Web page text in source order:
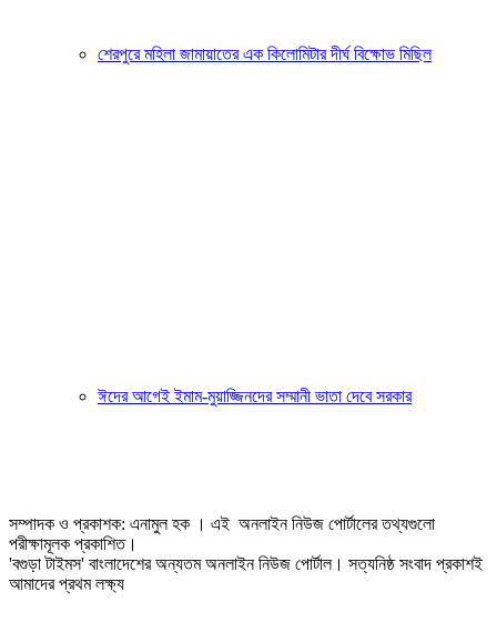
শেরপুরে মহিলা জামায়াতের এক কিলোমিটার দীর্ঘ বিক্ষোভ মিছিল
ঈদের আগেই ইমাম-মুয়াজ্জিনদের সম্মানী ভাতা দেবে সরকার
সম্পাদক ও প্রকাশক: এনামুল হক । এই অনলাইন নিউজ পোর্টালের তথ্যগুলো
পরীক্ষামূলক প্রকাশিত।
'বগুড়া টাইমস' বাংলাদেশের অন্যতম অনলাইন নিউজ পোর্টাল। সত্যনিষ্ঠ সংবাদ প্রকাশই
আমাদের প্রথম লক্ষ্য